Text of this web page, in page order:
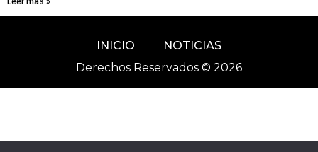
INICIO
NOTICIAS
Derechos Reservados © 2026